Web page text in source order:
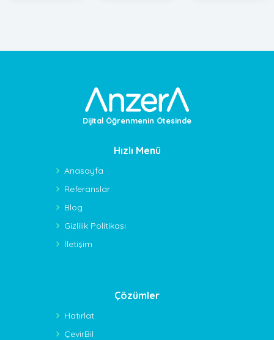
Dijital Öğrenmenin Ötesinde
Hızlı Menü
Anasayfa
Referanslar
Blog
Gizlilik Politikası
İletişim
Çözümler
Hatırlat
ÇevirBil